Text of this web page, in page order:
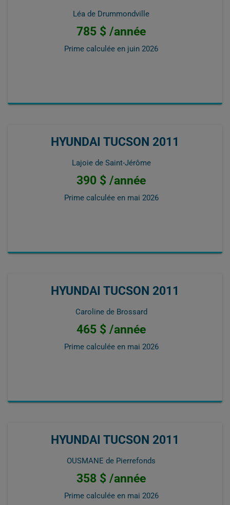
Léa de Drummondville
785 $ /année
Prime calculée en juin 2026
HYUNDAI TUCSON 2011
Lajoie de Saint-Jérôme
390 $ /année
Prime calculée en mai 2026
HYUNDAI TUCSON 2011
Caroline de Brossard
465 $ /année
Prime calculée en mai 2026
HYUNDAI TUCSON 2011
OUSMANE de Pierrefonds
358 $ /année
Prime calculée en mai 2026